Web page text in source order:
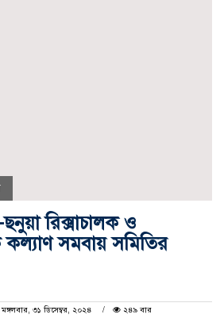
রিক্সাচালক ও
কল্যাণ সমবায় সমিতির
৩১ ডিসেম্বর, ২০২৪
২৪৯ বার